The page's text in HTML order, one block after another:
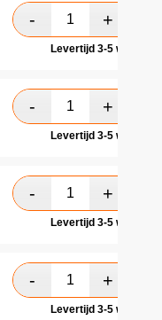
Levertijd 3-5
Levertijd 3-5
Levertijd 3-5
Levertijd 3-5